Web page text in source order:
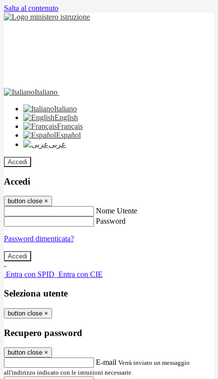
Salta al contenuto
Italiano
Italiano
English
Français
Español
عربى
Accedi
Accedi
button close ×
Nome Utente
Password
Password dimenticata?
-
Entra con SPID Entra con CIE
Seleziona utente
button close ×
Recupero password
button close ×
E-mail Verrà inviato un messaggio
all'indirizzo indicato con le istruzioni necessarie.